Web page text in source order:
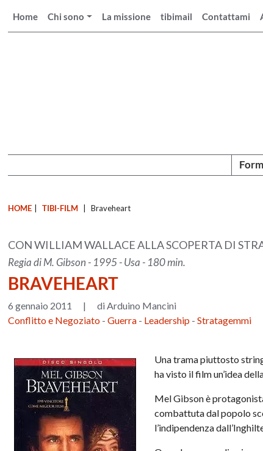
Home Chi sono La missione tibimail Contattami
HOME TIBI-FILM Braveheart
CON WILLIAM WALLACE ALLA SCOPERTA DI
Regia di M. Gibson - 1995 - Usa - 180 min.
BRAVEHEART
6 gennaio 2011 |
di Arduino Mancini
Conflitto e Negoziato -Guerra - Leadership -Stratagemmi
Una trama piuttosto
ha visto il film un’idea
Mel Gibson è
combattuta dal popolo
l’indipendenza